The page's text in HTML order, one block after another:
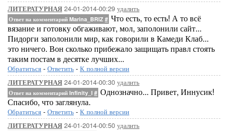
ЛИТЕРАТУРНАЯ 24-01-2014-00:29 удалить
Ответ на комментарий Marina_BRIZ # Что есть, то есть! А то всё
вязание и готовку обгаживают, мол, заполонили сайт...
Пидорги заполонили мир, как говорили в Камеди Клаб...
это ничего. Вон сколько прибежало защищать правл стоять
таким постам в десятке лучших...
Обратиться - Ответить - К полной версии
ЛИТЕРАТУРНАЯ 24-01-2014-00:30 удалить
Ответ на комментарий Infinity_I # Однозначно... Привет, Иннусик!
Спасибо, что заглянула.
Обратиться - Ответить - К полной версии
ЛИТЕРАТУРНАЯ 24-01-2014-00:50 удалить